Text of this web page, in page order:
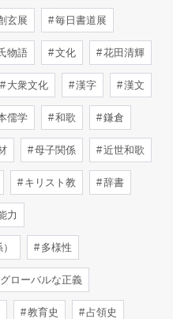
玄展 毎日書道展
物語 文化 花田清輝
大衆文化 漢字 漢文
儒学 和歌 鎌倉
母子関係 近世和歌
キリスト教 辞書
力
多様性
ローバルな正義
教育史 占領史